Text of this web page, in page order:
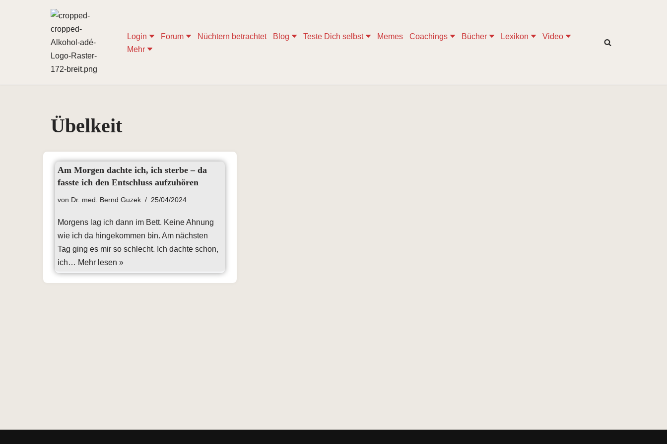
Login Forum Nüchtern betrachtet Blog Teste Dich selbst Memes Coachings Bücher Lexikon
Video
Mehr
Übelkeit
Am Morgen dachte ich, ich sterbe – da
fasste ich den Entschluss aufzuhören
von Dr. med. Bernd Guzek 25/04/2024
Morgens lag ich dann im Bett. Keine Ahnung
wie ich da hingekommen bin. Am nächsten
Tag ging es mir so schlecht. Ich dachte schon,
ich… Mehr lesen »